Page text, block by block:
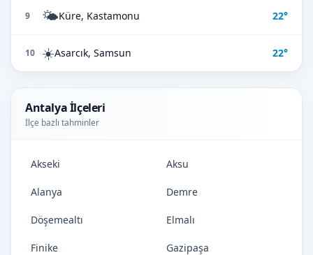
9 🌤️Küre, Kastamonu 22°
10 ☀️Asarcık, Samsun 22°
Antalya İlçeleri
İlçe bazlı tahminler
Akseki Aksu
Alanya Demre
Döşemealtı Elmalı
Finike Gazipaşa